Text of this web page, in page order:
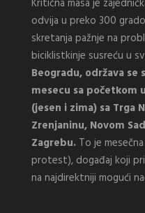
odvija u preko 300
skretanja pažnje na
biciklistkinje susreću u
Beogradu, održava
mesecu sa početkom
(jesen i zima) sa Trga
Zrenjaninu, Novom
Zagrebu. To je
protest), događaj koji
na najdirektniji mogući